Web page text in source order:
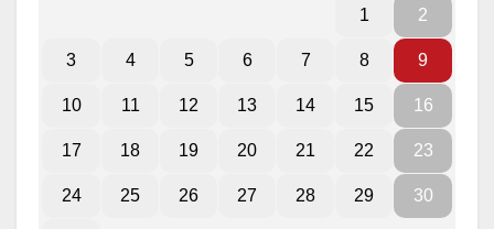
1 2
3 4 5 6 7 8 9
10 11 12 13 14 15 16
17 18 19 20 21 22 23
24 25 26 27 28 29 30